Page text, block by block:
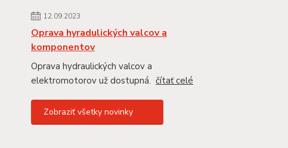
12.09.2023
Oprava hyradulických valcov a
komponentov
Oprava hydraulických valcov a
elektromotorov už dostupná. čítať celé
Zobraziť všetky novinky